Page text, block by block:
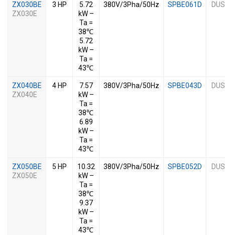
ZX030BE
ZX030E
3 HP
5.72
kW –
Ta =
38℃
5.72
kW –
Ta =
43℃
380V/3Pha/50Hz SPBE061D
ZX040BE
ZX040E
4 HP
7.57
kW –
Ta =
38℃
6.89
kW –
Ta =
43℃
380V/3Pha/50Hz SPBE043D
ZX050BE
ZX050E
5 HP
10.32
kW –
Ta =
38℃
9.37
kW –
Ta =
43℃
380V/3Pha/50Hz SPBE052D